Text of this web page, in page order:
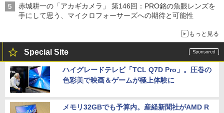
赤城耕一の「アカギカメラ」 第146回：PRO銘の魚眼レンズを
手にして思う、マイクロフォーサーズへの期待と可能性
もっと見る
Special Site
ハイグレードテレビ「TCL Q7D Pro」。圧巻の
色彩美で映画＆ゲームが極上体験に
メモリ32GBでも予算内。産経新聞社がAMD R